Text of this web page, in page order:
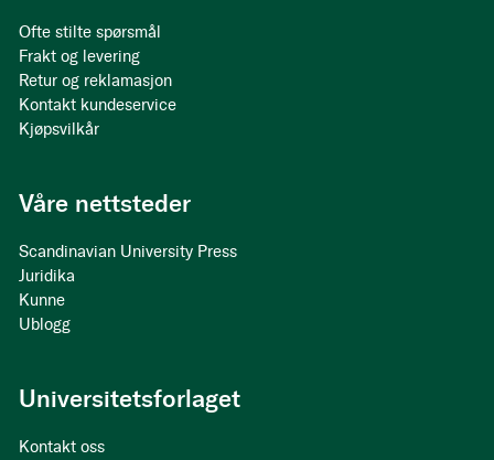
Ofte stilte spørsmål
Frakt og levering
Retur og reklamasjon
Kontakt kundeservice
Kjøpsvilkår
Våre nettsteder
Scandinavian University Press
Juridika
Kunne
Ublogg
Universitetsforlaget
Kontakt oss